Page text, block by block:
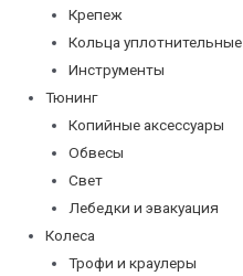
Крепеж
Кольца уплотнительные
Инструменты
Тюнинг
Копийные аксессуары
Обвесы
Свет
Лебедки и эвакуация
Колеса
Трофи и краулеры